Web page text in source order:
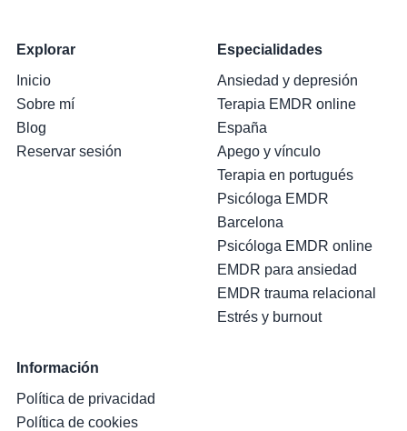
Explorar
Inicio
Sobre mí
Blog
Reservar sesión
Especialidades
Ansiedad y depresión
Terapia EMDR online
España
Apego y vínculo
Terapia en portugués
Psicóloga EMDR
Barcelona
Psicóloga EMDR online
EMDR para ansiedad
EMDR trauma relacional
Estrés y burnout
Información
Política de privacidad
Política de cookies